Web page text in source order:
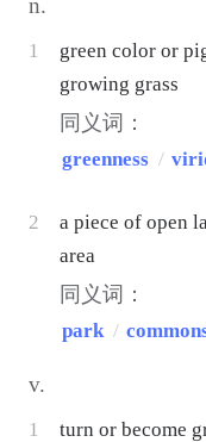
1
green color or
growing grass
同义词：
greenness /
2
a piece of open
area
同义词：
park /
v.
1 turn or become